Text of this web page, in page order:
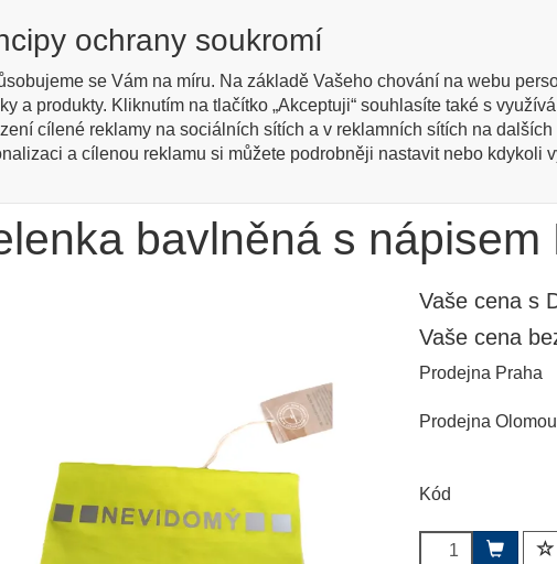
ochrany soukromí
se Vám na míru. Na základě Vašeho chování na webu
a produkty. Kliknutím na tlačítko „Akceptuji“ souhlasíte také s
cílené reklamy na sociálních sítích a v reklamních sítích na dalších
a cílenou reklamu si můžete podrobněji nastavit nebo kdykoli
postižené
nás Kontakty Jak nakupovat Katalog zboží
Signalizace nevidomého Čelenka bavlněná
bavlněná s nápisem
Vaše cena s
Vaše cena
Prodejna Praha
Prodejna
Kód